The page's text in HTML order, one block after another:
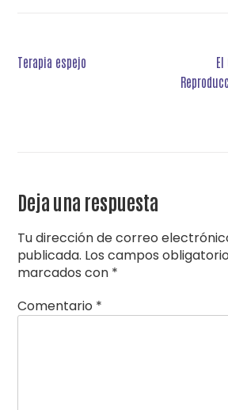
Navegación
Terapia espejo
Deja una respuesta
Tu dirección de correo
publicada. Los campos
marcados con *
Comentario *